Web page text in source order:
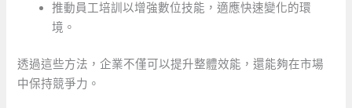
推動員工培訓以增強數位技能，適應快速變化的環
境。
透過這些方法，企業不僅可以提升整體效能，還能夠在市場
中保持競爭力。